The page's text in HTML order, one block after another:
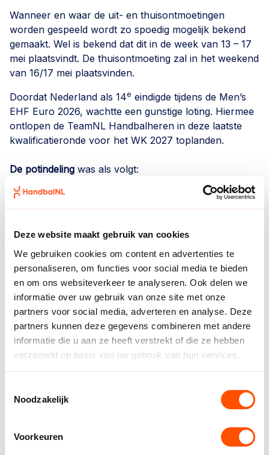
Deze website maakt gebruik van cookies
We gebruiken cookies om content en advertenties te
personaliseren, om functies voor social media te bieden
en om ons websiteverkeer te analyseren. Ook delen we
informatie over uw gebruik van onze site met onze
partners voor social media, adverteren en analyse. Deze
partners kunnen deze gegevens combineren met andere
informatie die u aan ze heeft verstrekt of die ze hebben
verzameld op basis van uw gebruik van hun services.
Noodzakelijk
Voorkeuren
Wanneer en waar de uit- en thuisontmoetingen
worden gespeeld wordt zo spoedig mogelijk bekend
gemaakt. Wel is bekend dat dit in de week van 13 – 17
mei plaatsvindt. De thuisontmoeting zal in het weekend
van 16/17 mei plaatsvinden.
Doordat Nederland als 14e eindigde tijdens de Men’s
EHF Euro 2026, wachtte een gunstige loting. Hiermee
ontlopen de TeamNL Handbalheren in deze laatste
kwalificatieronde voor het WK 2027 toplanden.
De potindeling was als volgt:
Pot 1: Frankrijk, Slovenië, Noorwegen, Hongarije,
Spanje, Zwitserland, Faeröer, Noord-Macedonië,
Nederland en Oostenrijk
Pot 2: Tsjechië, Italië en de winnaars van de
wedstrijden in fase 2 — Bosnië en Herzegovina vs
Kosovo, Georgië vs Israël, Oekraïne vs Slowakije,
Servië vs Litouwen, Polen vs Letland, Turkije vs
Roemenië, Griekenland vs België, Finland vs
Montenegro
De totale loting van de WK- play offs
Noord Macedonië versus Oekraïne of Slowakije
Faeröer Eilanden versus Bosnië-Herzegovina of
Zwitserland versus Italië
Hongarije versus Servië of Litouwen